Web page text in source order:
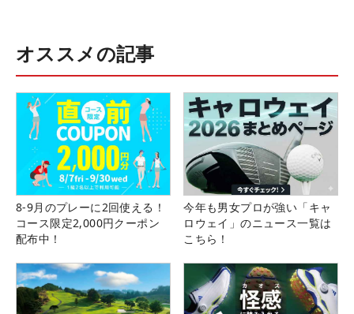
オススメの記事
8-9月のプレーに2回使える！
コース限定2,000円クーポン
配布中！
今年も男女プロが強い「キャ
ロウェイ」のニュース一覧は
こちら！